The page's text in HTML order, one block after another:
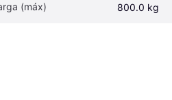
(máx) 800.0 kg